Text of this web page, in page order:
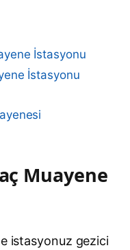
İstasyonu
İstasyonu
Muayene
istasyonuz gezici